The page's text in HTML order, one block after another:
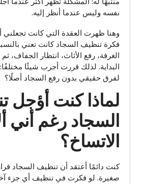
نفسه وليس عندما أنظر إليه.
وهنا ظهرت العقدة التي كانت
فكرة تنظيف السجاد كانت تعني
الغرفة، رفع الأثاث، انتظار
البداية. لذلك قررت أجرب شيئًا
لفرق حقيقي بدون رفع السجاد أصلًا؟
لماذا كنت أؤجل
السجاد رغم أني
الاتساخ؟
كنت دائمًا أعتقد أن تنظيف السجاد
صغيرة. لو فكرت في تنظيف أي جزء